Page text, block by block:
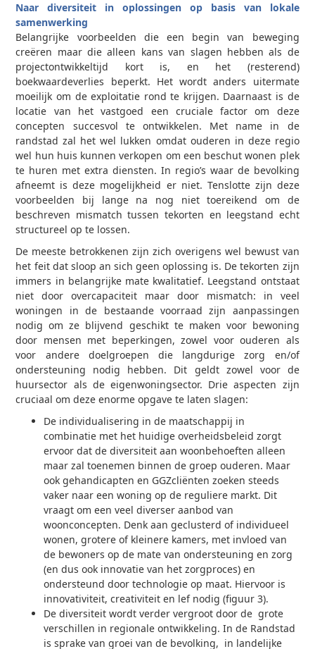
Naar diversiteit in oplossingen op basis van lokale
samenwerking
Belangrijke voorbeelden die een begin van beweging
creëren maar die alleen kans van slagen hebben als de
projectontwikkeltijd kort is, en het (resterend)
boekwaardeverlies beperkt. Het wordt anders uitermate
moeilijk om de exploitatie rond te krijgen. Daarnaast is de
locatie van het vastgoed een cruciale factor om deze
concepten succesvol te ontwikkelen. Met name in de
randstad zal het wel lukken omdat ouderen in deze regio
wel hun huis kunnen verkopen om een beschut wonen plek
te huren met extra diensten. In regio’s waar de bevolking
afneemt is deze mogelijkheid er niet. Tenslotte zijn deze
voorbeelden bij lange na nog niet toereikend om de
beschreven mismatch tussen tekorten en leegstand echt
structureel op te lossen.
De meeste betrokkenen zijn zich overigens wel bewust van
het feit dat sloop an sich geen oplossing is. De tekorten zijn
immers in belangrijke mate kwalitatief. Leegstand ontstaat
niet door overcapaciteit maar door mismatch: in veel
woningen in de bestaande voorraad zijn aanpassingen
nodig om ze blijvend geschikt te maken voor bewoning
door mensen met beperkingen, zowel voor ouderen als
voor andere doelgroepen die langdurige zorg en/of
ondersteuning nodig hebben. Dit geldt zowel voor de
huursector als de eigenwoningsector. Drie aspecten zijn
cruciaal om deze enorme opgave te laten slagen:
De individualisering in de maatschappij in
combinatie met het huidige overheidsbeleid zorgt
ervoor dat de diversiteit aan woonbehoeften alleen
maar zal toenemen binnen de groep ouderen. Maar
ook gehandicapten en GGZ­cliënten zoeken steeds
vaker naar een woning op de reguliere markt. Dit
vraagt om een veel diverser aanbod van
woonconcepten. Denk aan geclusterd of individueel
wonen, grotere of kleinere kamers, met invloed van
de bewoners op de mate van ondersteuning en zorg
(en dus ook innovatie van het zorgproces) en
ondersteund door technologie op maat. Hiervoor is
innovativiteit, creativiteit en lef nodig (figuur 3).
De diversiteit wordt verder vergroot door de grote
verschillen in regionale ontwikkeling. In de Randstad
is sprake van groei van de bevolking, in landelijke